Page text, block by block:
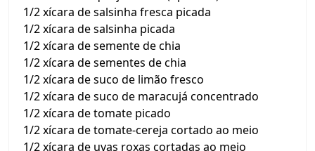
1/2 xícara de salsinha fresca picada
1/2 xícara de salsinha picada
1/2 xícara de semente de chia
1/2 xícara de sementes de chia
1/2 xícara de suco de limão fresco
1/2 xícara de suco de maracujá concentrado
1/2 xícara de tomate picado
1/2 xícara de tomate-cereja cortado ao meio
1/2 xícara de uvas roxas cortadas ao meio